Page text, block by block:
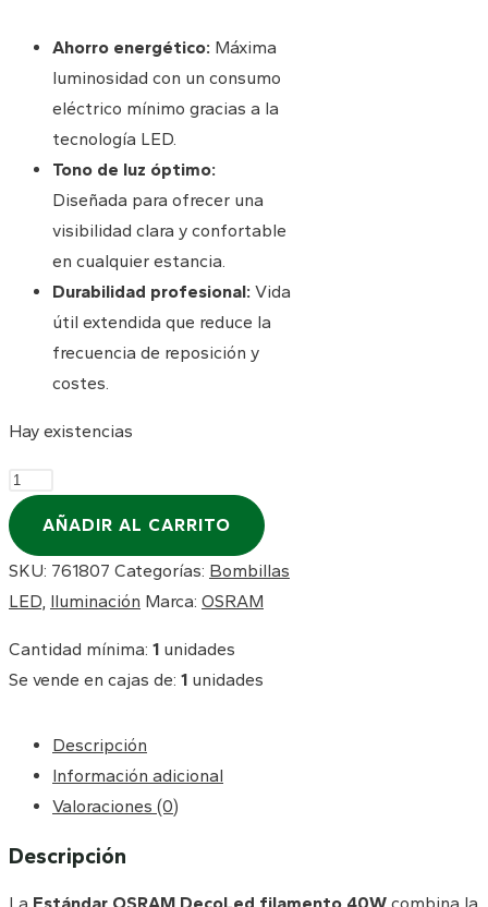
era:
5,86 €.
es:
2,86 €.
Ahorro energético: Máxima
luminosidad con un consumo
eléctrico mínimo gracias a la
tecnología LED.
Tono de luz óptimo:
Diseñada para ofrecer una
visibilidad clara y confortable
en cualquier estancia.
Durabilidad profesional: Vida
útil extendida que reduce la
frecuencia de reposición y
costes.
Hay existencias
Estándar
OSRAM
DecoLed
filamento
40W
AÑADIR AL CARRITO
SKU: 761807 Categorías: Bombillas
LED, Iluminación Marca: OSRAM
Cantidad mínima: 1 unidades
Se vende en cajas de: 1 unidades
Descripción
Información adicional
Valoraciones (0)
Descripción